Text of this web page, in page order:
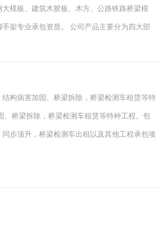
模板、建筑木胶板、木方、公路铁路桥梁模
架专业承包资质。 公司产品主要分为四大部
构病害加固、桥梁拆除，桥梁检测车租赁等特
桥梁拆除，桥梁检测车租赁等特种工程。包
步顶升，桥梁检测车出租以及其他工程承包项